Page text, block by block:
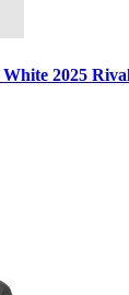
2025